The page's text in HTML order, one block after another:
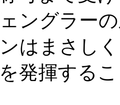
ングラー
はまさし
発揮する